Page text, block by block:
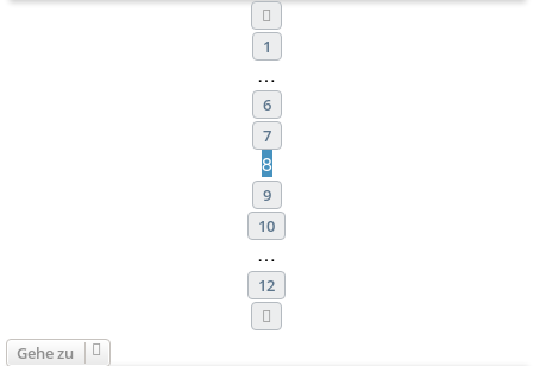
1
…
6
7
8
9
10
…
12
Gehe zu